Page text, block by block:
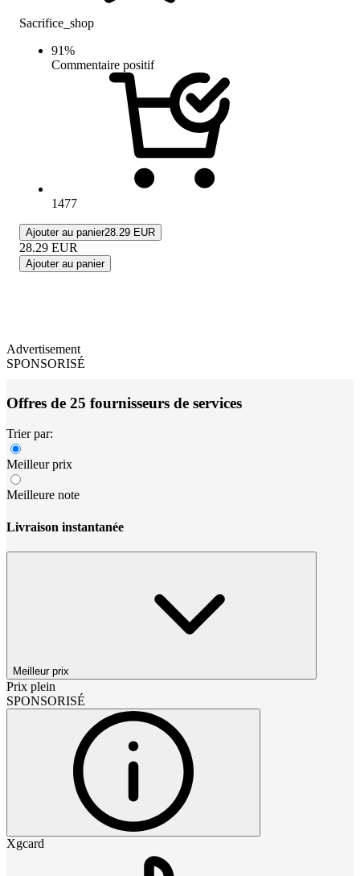
Sacrifice_shop
91%
Commentaire positif
1477
Ajouter au panier28.29 EUR
28.29 EUR
Ajouter au panier
Advertisement
SPONSORISÉ
Offres de 25 fournisseurs de services
Trier par:
Meilleur prix
Meilleure note
Livraison instantanée
Meilleur prix
Prix plein
SPONSORISÉ
Xgcard